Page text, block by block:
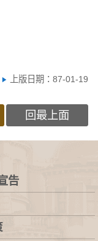
上版日期：87-01-19
回最上面
告